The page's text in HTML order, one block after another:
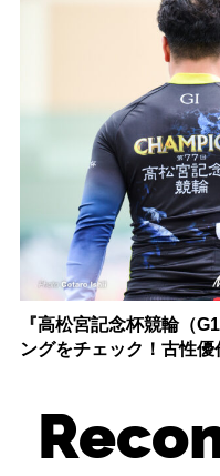
『高松宮記念杯競輪（
ングをチェック！古性